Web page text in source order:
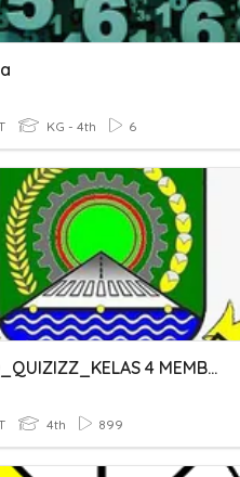
KG - 4th 6
TAYO_QUIZIZZ_KELAS 4 MEMBANDINGKAN PECAHAN
4th 899